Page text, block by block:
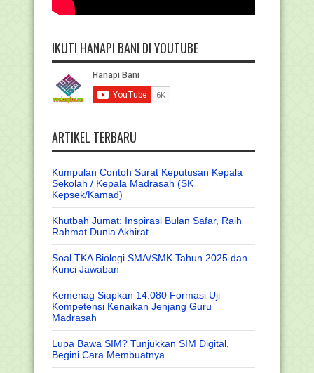
IKUTI HANAPI BANI DI YOUTUBE
ARTIKEL TERBARU
Kumpulan Contoh Surat Keputusan Kepala
Sekolah / Kepala Madrasah (SK
Kepsek/Kamad)
Khutbah Jumat: Inspirasi Bulan Safar, Raih
Rahmat Dunia Akhirat
Soal TKA Biologi SMA/SMK Tahun 2025 dan
Kunci Jawaban
Kemenag Siapkan 14.080 Formasi Uji
Kompetensi Kenaikan Jenjang Guru
Madrasah
Lupa Bawa SIM? Tunjukkan SIM Digital,
Begini Cara Membuatnya